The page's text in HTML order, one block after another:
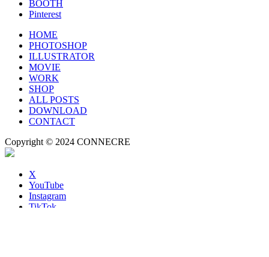
BOOTH
Pinterest
HOME
PHOTOSHOP
ILLUSTRATOR
MOVIE
WORK
SHOP
ALL POSTS
DOWNLOAD
CONTACT
Copyright © 2024 CONNECRE
X
YouTube
Instagram
TikTok